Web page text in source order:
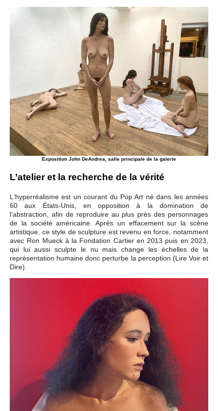
Exposition John DeAndrea, salle principale de la galerie
L’atelier et la recherche de la vérité
L‘hyperréalisme est un courant du Pop Art né dans les années
60 aux États-Unis, en opposition à la domination de
l’abstraction, afin de reproduire au plus près des personnages
de la société américaine. Après un effacement sur la scène
artistique, ce style de sculpture est revenu en force, notamment
avec Ron Mueck à la Fondation Cartier en 2013 puis en 2023,
qui lui aussi sculpte le nu mais change les échelles de la
représentation humaine donc perturbe la perception (Lire Voir et
Dire).